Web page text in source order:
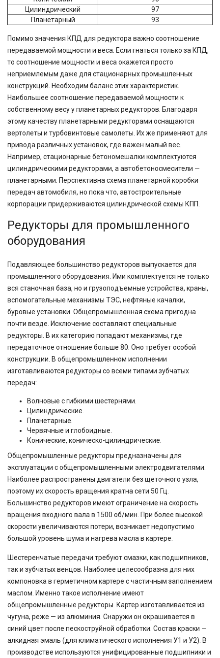
Цилиндрический
97
Планетарный
93
Помимо значения КПД для редуктора важно соотношение
передаваемой мощности и веса. Если гнаться только за КПД,
то соотношение мощности и веса окажется просто
неприемлемым даже для стационарных промышленных
конструкций. Необходим баланс этих характеристик.
Наибольшее соотношение передаваемой мощности к
собственному весу у планетарных редукторов. Благодаря
этому качеству планетарными редукторами оснащаются
вертолеты и турбовинтовые самолеты. Их же применяют для
привода различных установок, где важен малый вес.
Например, стационарные бетономешалки комплектуются
цилиндрическими редукторами, а автобетоносмесители —
планетарными. Перспективна схема планетарной коробки
передач автомобиля, но пока что, автостроительные
корпорации придерживаются цилиндрической схемы КПП.
Редукторы для промышленного
оборудования
Подавляющее большинство редукторов выпускается для
промышленного оборудования. Ими комплектуется не только
вся станочная база, но и грузоподъемные устройства, краны,
вспомогательные механизмы ТЭС, нефтяные качалки,
буровые установки. Общепромышленная схема пригодна
почти везде. Исключение составляют специальные
редукторы. В их категорию попадают механизмы, где
передаточное отношение больше 80. Оно требует особой
конструкции. В общепромышленном исполнении
изготавливаются редукторы со всеми типами зубчатых
передач:
Волновые с гибкими шестернями.
Цилиндрические.
Планетарные.
Червячные и глобоидные.
Конические, коническо-цилиндрические.
Общепромышленные редукторы предназначены для
эксплуатации с общепромышленными электродвигателями.
Наиболее распространены двигатели без щеточного узла,
поэтому их скорость вращения кратна сети 50 Гц.
Большинство редукторов имеют ограничение на скорость
вращения входного вала в 1500 об/мин. При более высокой
скорости увеличиваются потери, возникает недопустимо
большой уровень шума и нагрева масла в картере.
Шестеренчатые передачи требуют смазки, как подшипников,
так и зубчатых венцов. Наиболее целесообразна для них
компоновка в герметичном картере с частичным заполнением
маслом. Именно такое исполнение имеют
общепромышленные редукторы. Картер изготавливается из
чугуна, реже — из алюминия. Снаружи он окрашивается в
синий цвет после пескоструйной обработки. Состав краски —
алкидная эмаль (для климатического исполнения У1 и У2). В
производстве используются унифицированные подшипники и